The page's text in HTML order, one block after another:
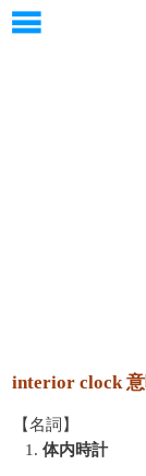
interior clock
【名詞】
1. 体内時計